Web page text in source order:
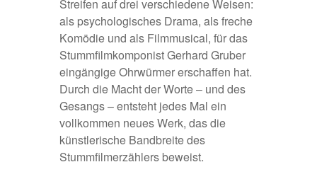
Streifen auf drei verschiedene Weisen:
als psychologisches Drama, als freche
Komödie und als Filmmusical, für das
Stummfilmkomponist Gerhard Gruber
eingängige Ohrwürmer erschaffen hat.
Durch die Macht der Worte – und des
Gesangs – entsteht jedes Mal ein
vollkommen neues Werk, das die
künstlerische Bandbreite des
Stummfilmerzählers beweist.